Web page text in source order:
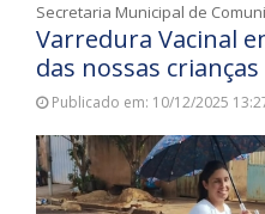
Secretaria Municipal de
Varredura Vacinal
das nossas
Publicado em: 10/12/2025